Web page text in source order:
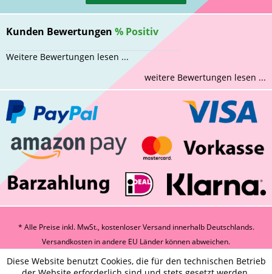
Kunden Bewertungen % Positiv
Weitere Bewertungen lesen ...
weitere Bewertungen lesen ...
* Alle Preise inkl. MwSt., kostenloser Versand innerhalb Deutschlands.
Versandkosten in andere EU Länder können abweichen.
Diese Website benutzt Cookies, die für den technischen Betrieb